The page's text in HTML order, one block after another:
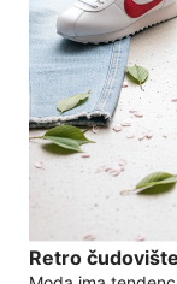
Retro